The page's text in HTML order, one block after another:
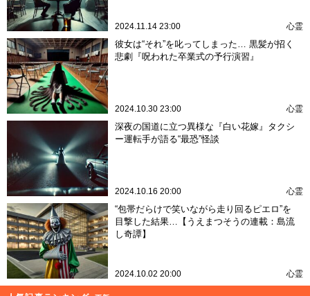
2024.11.14 23:00 心霊
彼女は“それ”を叱ってしまった… 黒髪が招く
悲劇『呪われた卒業式の予行演習』
2024.10.30 23:00 心霊
深夜の国道に立つ異様な『白い花嫁』タクシ
ー運転手が語る“最恐”怪談
2024.10.16 20:00 心霊
“包帯だらけで笑いながら走り回るピエロ”を
目撃した結果…【うえまつそうの連載：島流
し奇譚】
2024.10.02 20:00 心霊